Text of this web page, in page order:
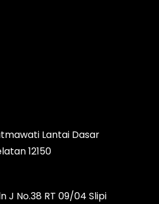
Lantai Dasar
12150
J No.38 RT 09/04 Slipi